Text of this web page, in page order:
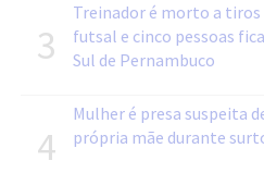
3
Treinador é morto a tiros
futsal e cinco pessoas
Sul de Pernambuco
4
Mulher é presa suspeita
própria mãe durante